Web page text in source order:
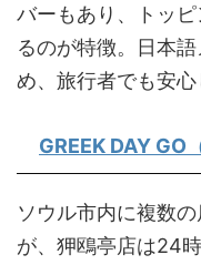
バーもあり、トッ
るのが特徴。日本
め、旅行者でも安心
GREEK DAY GO
ソウル市内に複数
が、狎鴎亭店は24